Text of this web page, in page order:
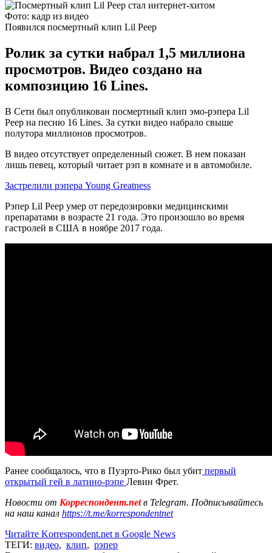
Фото: кадр из видео
Появился посмертный клип Lil Peep
Ролик за сутки набрал 1,5 миллиона
просмотров. Видео создано на
композицию 16 Lines.
В Сети был опубликован посмертный клип эмо-рэпера Lil
Peep на песню 16 Lines. За сутки видео набрало свыше
полутора миллионов просмотров.
В видео отсутствует определенный сюжет. В нем показан
лишь певец, который читает рэп в комнате и в автомобиле.
Застрелили рэпера Young Greatness
Рэпер Lil Peep умер от передозировки медицинскими
препаратами в возрасте 21 года. Это произошло во время
гастролей в США в ноябре 2017 года.
Ранее сообщалось, что в Пуэрто-Рико был убит первый
открытый гей в латино-рэпе Левин Фрет.
Новости от Корреспондент.netв Telegram. Подписывайтесь
на наш канал https://t.me/korrespondentnet
Читайте Korrespondent.net в Google News
ТЕГИ: видео, клип, рэпер